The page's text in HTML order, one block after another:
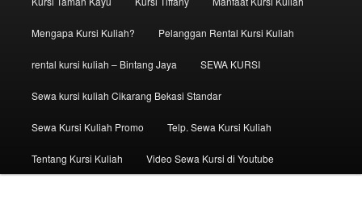
Mengapa Kursi Kuliah? Pelanggan Rental Kursi Kuliah
rental kursi kuliah – Bintang Jaya SEWA KURSI
Sewa kursi kuliah Cikarang Bekasi Standar
Sewa Kursi Kuliah Promo Telp. Sewa Kursi Kuliah
Tentang Kursi Kuliah Video Sewa Kursi di Youtube